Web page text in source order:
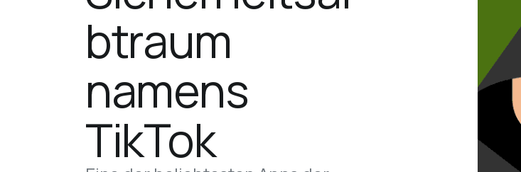
btraum
namens
TikTok